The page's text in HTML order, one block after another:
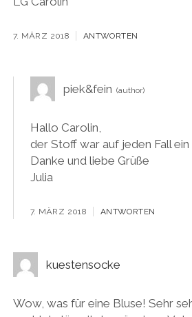
7. MÄRZ 2018 ANTWORTEN
piek&fein
Hallo Carolin,
der Stoff war auf jeden Fall
Danke und liebe Grüße
Julia
7. MÄRZ 2018 ANTWORTEN
kuestensocke
Wow, was für eine Bluse! Sehr